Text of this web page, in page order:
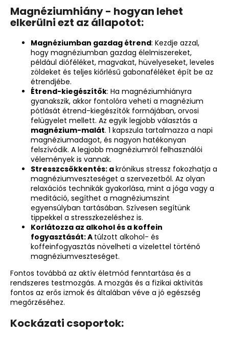
Magnéziumhiány - hogyan lehet
elkerülni ezt az állapotot:
Magnéziumban gazdag étrend: Kezdje azzal,
hogy magnéziumban gazdag élelmiszereket,
például dióféléket, magvakat, hüvelyeseket, leveles
zöldeket és teljes kiőrlésű gabonaféléket épít be az
étrendjébe.
Étrend-kiegészítők: Ha magnéziumhiányra
gyanakszik, akkor fontolóra veheti a magnézium
pótlását étrend-kiegészítők formájában, orvosi
felügyelet mellett. Az egyik legjobb választás a
magnézium-malát. 1 kapszula tartalmazza a napi
magnéziumadagot, és nagyon hatékonyan
felszívódik. A legjobb magnéziumról felhasználói
vélemények is vannak.
Stresszcsökkentés: akrónikus stressz fokozhatja a
magnéziumveszteséget a szervezetből. Az olyan
relaxációs technikák gyakorlása, mint a jóga vagy a
meditáció, segíthet a magnéziumszint
egyensúlyban tartásában. Szívesen segítünk
tippekkel a stresszkezeléshez is.
Korlátozza az alkohol és a koffein
fogyasztását: A túlzott alkohol- és
koffeinfogyasztás növelheti a vizelettel történő
magnéziumveszteséget.
Fontos továbbá az aktív életmód fenntartása és a
rendszeres testmozgás. A mozgás és a fizikai aktivitás
fontos az erős izmok és általában véve a jó egészség
megőrzéséhez.
Kockázati csoportok: